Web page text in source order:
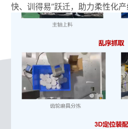
快、训得易”跃迁，助力柔性化产